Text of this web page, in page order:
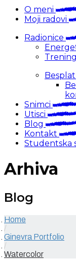
O meni
Moji radovi
Radionice
Snimci
Utisci
Blog
Kontakt
Studentska
Arhiva
Blog
Home
/
Ginevra Portfolio
/
Watercolor